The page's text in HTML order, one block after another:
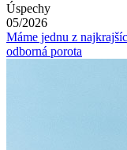
Úspechy
05/2026
Máme jednu z
odborná porota